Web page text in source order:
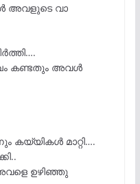
അവളുടെ വാ
കണ്ടതും അവൾ
മാറ്റി….
ഉഴിഞ്ഞു